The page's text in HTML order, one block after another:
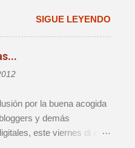
hasta aquel momento
de repente
debatible. Y es que
de vivir el destape
vamos a volver a
lo mismo. No
a mojarme y afirmaré que
SIGUE LEYENDO
por la buena acogida
y demás
este viernes di el